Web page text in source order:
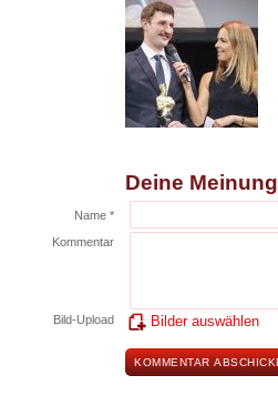
Deine Meinung
Name *
Kommentar
Bild-Upload Bilder auswählen